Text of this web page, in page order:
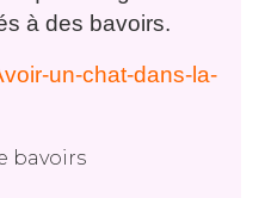
à des bavoirs.
un-chat-dans-la-